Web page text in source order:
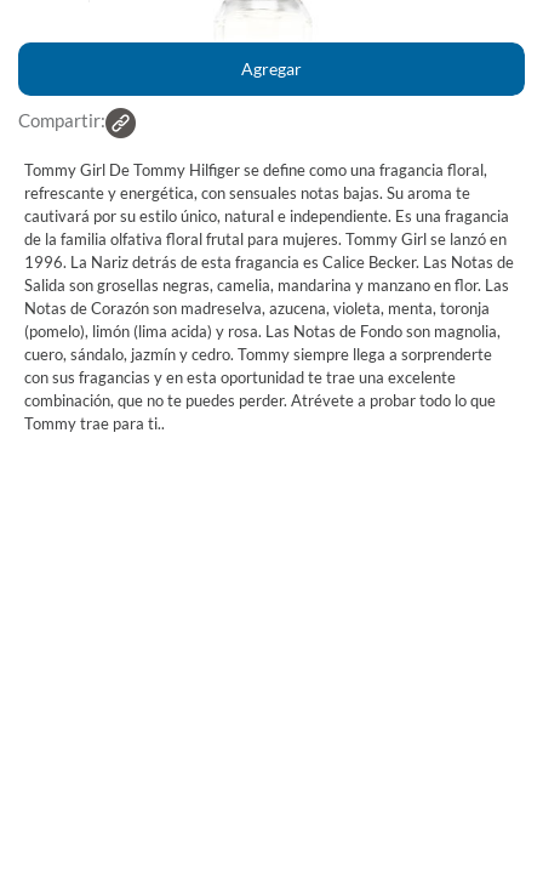
Compartir:
Tommy Girl De Tommy Hilfiger se define como una fragancia floral,
refrescante y energética, con sensuales notas bajas. Su aroma te
cautivará por su estilo único, natural e independiente. Es una fragancia
de la familia olfativa floral frutal para mujeres. Tommy Girl se lanzó en
1996. La Nariz detrás de esta fragancia es Calice Becker. Las Notas de
Salida son grosellas negras, camelia, mandarina y manzano en flor. Las
Notas de Corazón son madreselva, azucena, violeta, menta, toronja
(pomelo), limón (lima acida) y rosa. Las Notas de Fondo son magnolia,
cuero, sándalo, jazmín y cedro. Tommy siempre llega a sorprenderte
con sus fragancias y en esta oportunidad te trae una excelente
combinación, que no te puedes perder. Atrévete a probar todo lo que
Tommy trae para ti..